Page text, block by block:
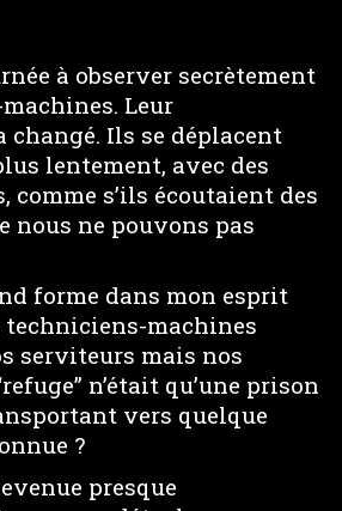
à observer secrètement
Leur
changé. Ils se déplacent
lentement, avec des
comme s’ils écoutaient des
nous ne pouvons pas
forme dans mon esprit
techniciens-machines
serviteurs mais nos
n’était qu’une prison
vers quelque
?
presque